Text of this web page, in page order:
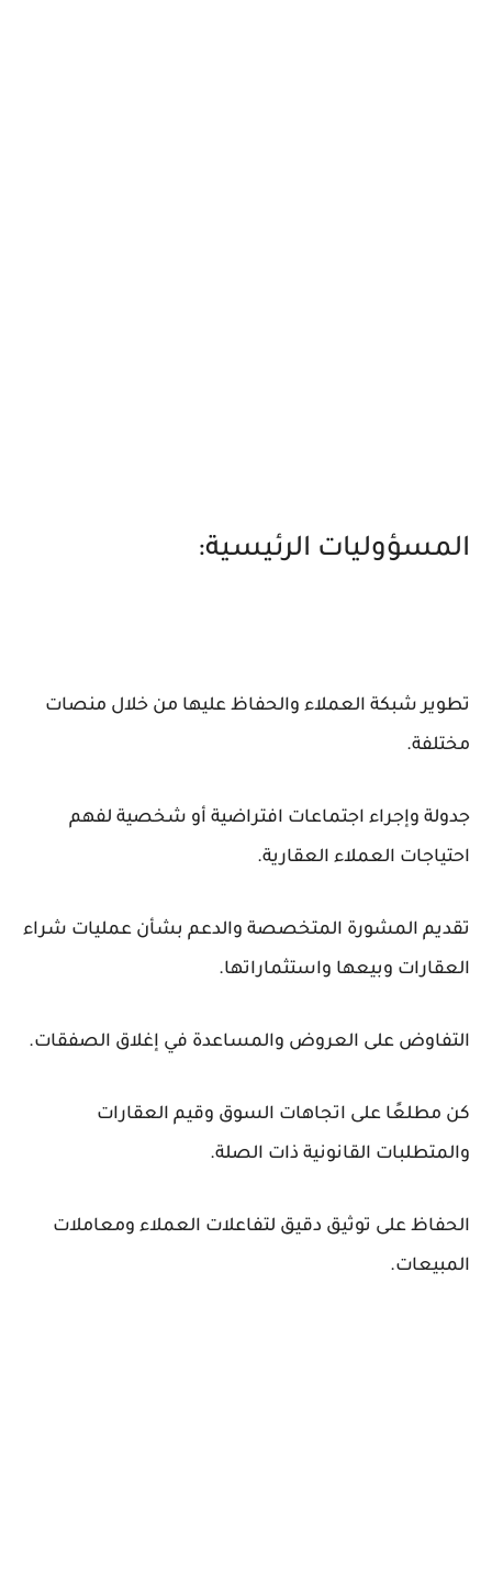
المسؤوليات الرئيسية:
تطوير شبكة العملاء والحفاظ عليها من خلال منصات
مختلفة.
جدولة وإجراء اجتماعات افتراضية أو شخصية لفهم
احتياجات العملاء العقارية.
تقديم المشورة المتخصصة والدعم بشأن عمليات شراء
العقارات وبيعها واستثماراتها.
التفاوض على العروض والمساعدة في إغلاق الصفقات.
كن مطلعًا على اتجاهات السوق وقيم العقارات
والمتطلبات القانونية ذات الصلة.
الحفاظ على توثيق دقيق لتفاعلات العملاء ومعاملات
المبيعات.